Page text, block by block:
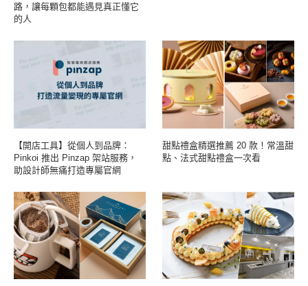
路，讓每顆包都能遇見真正懂它
的人
【開店工具】從個人到品牌：
Pinkoi 推出 Pinzap 架站服務，
助設計師無痛打造專屬官網
甜點禮盒精選推薦 20 款！常溫甜
點、法式甜點禮盒一次看